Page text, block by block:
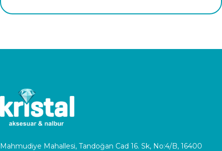
Mahmudiye Mahallesi, Tandoğan Cad 16. Sk, No:4/B, 16400